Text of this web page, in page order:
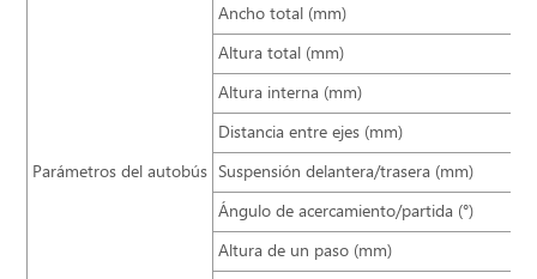
Parámetros del autobús
Ancho total (mm)
Altura total (mm)
Altura interna (mm)
Distancia entre ejes (mm)
Suspensión delantera/trasera (mm)
Ángulo de acercamiento/partida (°)
Altura de un paso (mm)